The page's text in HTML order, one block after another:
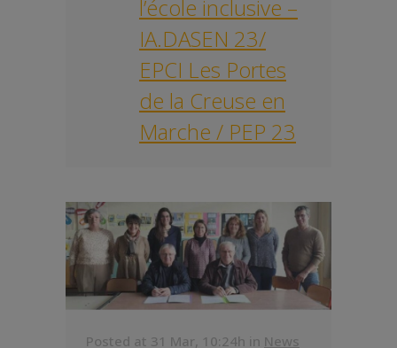
l’école inclusive –
IA.DASEN 23/
EPCI Les Portes
de la Creuse en
Marche / PEP 23
Posted at 31 Mar, 10:24h in News